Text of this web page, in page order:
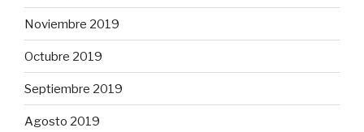
Noviembre 2019
Octubre 2019
Septiembre 2019
Agosto 2019